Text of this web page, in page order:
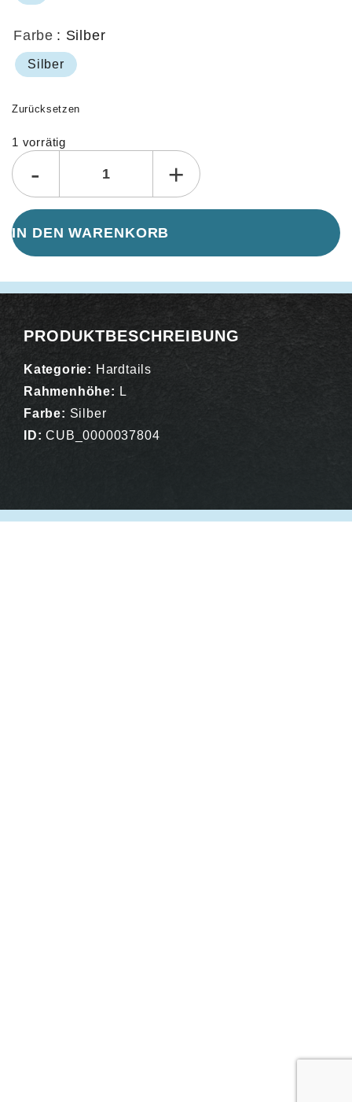
Farbe : Silber
Silber
Zurücksetzen
1 vorrätig
- +
IN DEN WARENKORB
PRODUKTBESCHREIBUNG
Kategorie: Hardtails
Rahmenhöhe: L
Farbe: Silber
ID: CUB_0000037804